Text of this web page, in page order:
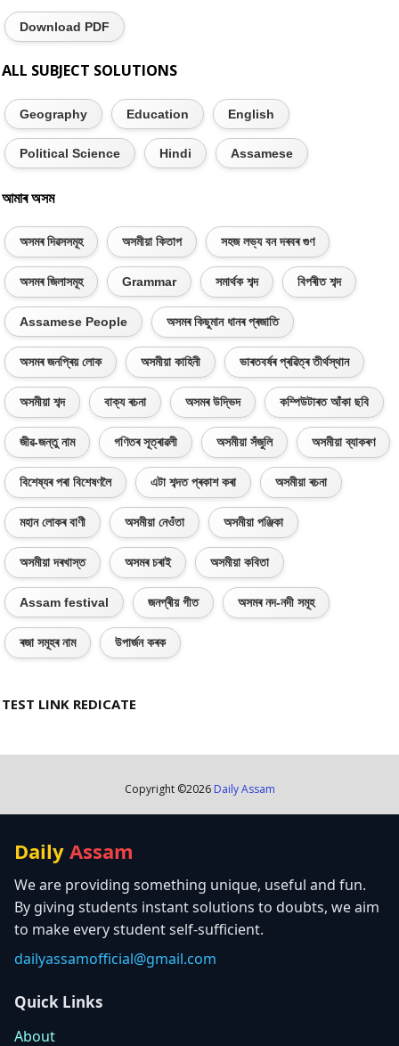
Download PDF
ALL SUBJECT SOLUTIONS
Geography Education English
Political Science Hindi Assamese
আমাৰ অসম
অসমৰ দিৱসসমূহ অসমীয়া কিতাপ সহজ লভ্য বন দৰবৰ গুণ
অসমৰ জিলাসমূহ Grammar সমাৰ্থক শব্দ বিপৰীত শব্দ
Assamese People অসমৰ কিছুমান ধানৰ প্ৰজাতি
অসমৰ জনপ্ৰিয় লোক অসমীয়া কাহিনী ভাৰতবৰ্ষৰ প্ৰৱিত্ৰ তীৰ্থস্থান
অসমীয়া শব্দ বাক্য ৰচনা অসমৰ উদ্ভিদ কম্পিউটাৰত আঁকা ছবি
জীৱ-জন্তু নাম গণিতৰ সূত্ৰাৱলী অসমীয়া সঁজুলি অসমীয়া ব্যাকৰণ
বিশেষ্যৰ পৰা বিশেষণলৈ এটা শব্দত প্ৰকাশ কৰা অসমীয়া ৰচনা
মহান লোকৰ বাণী অসমীয়া নেওঁতা অসমীয়া পঞ্জিকা
অসমীয়া দৰখাস্ত অসমৰ চৰাই অসমীয়া কবিতা
Assam festival জনপ্ৰীয় গীত অসমৰ নদ-নদী সমূহ
ৰজা সমূহৰ নাম উপাৰ্জন কৰক
TEST LINK REDICATE
Copyright ©2026 Daily Assam
Daily Assam
We are providing something unique, useful and fun.
By giving students instant solutions to doubts, we aim
to make every student self-sufficient.
dailyassamofficial@gmail.com
Quick Links
About